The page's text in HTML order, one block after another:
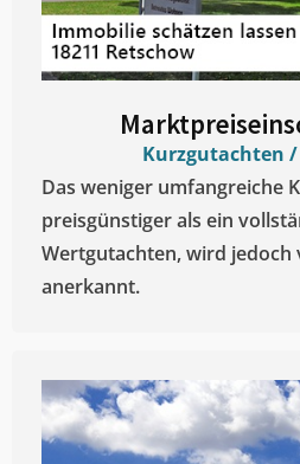
Kurzgutachten /
Das weniger umfangreiche
preisgünstiger als ein
Wertgutachten, wird jedoch
anerkannt.